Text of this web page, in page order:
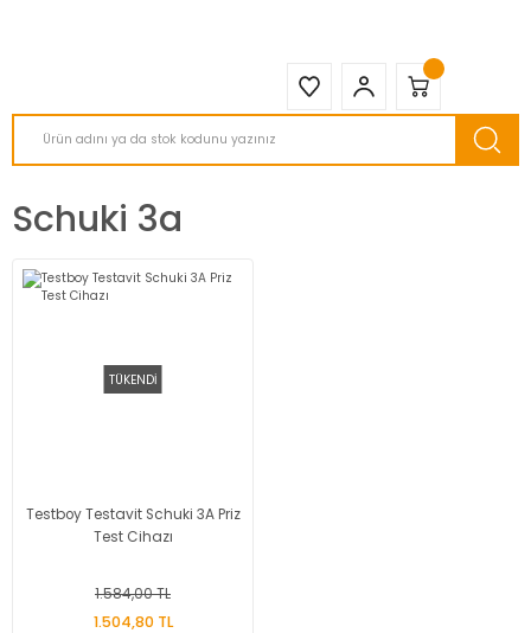
Schuki 3a
TÜKENDİ
Testboy Testavit Schuki 3A Priz
Test Cihazı
1.584,00 TL
1.504,80 TL